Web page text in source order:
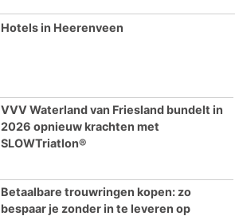
Hotels in Heerenveen
VVV Waterland van Friesland bundelt in
2026 opnieuw krachten met
SLOWTriatlon®
Betaalbare trouwringen kopen: zo
bespaar je zonder in te leveren op